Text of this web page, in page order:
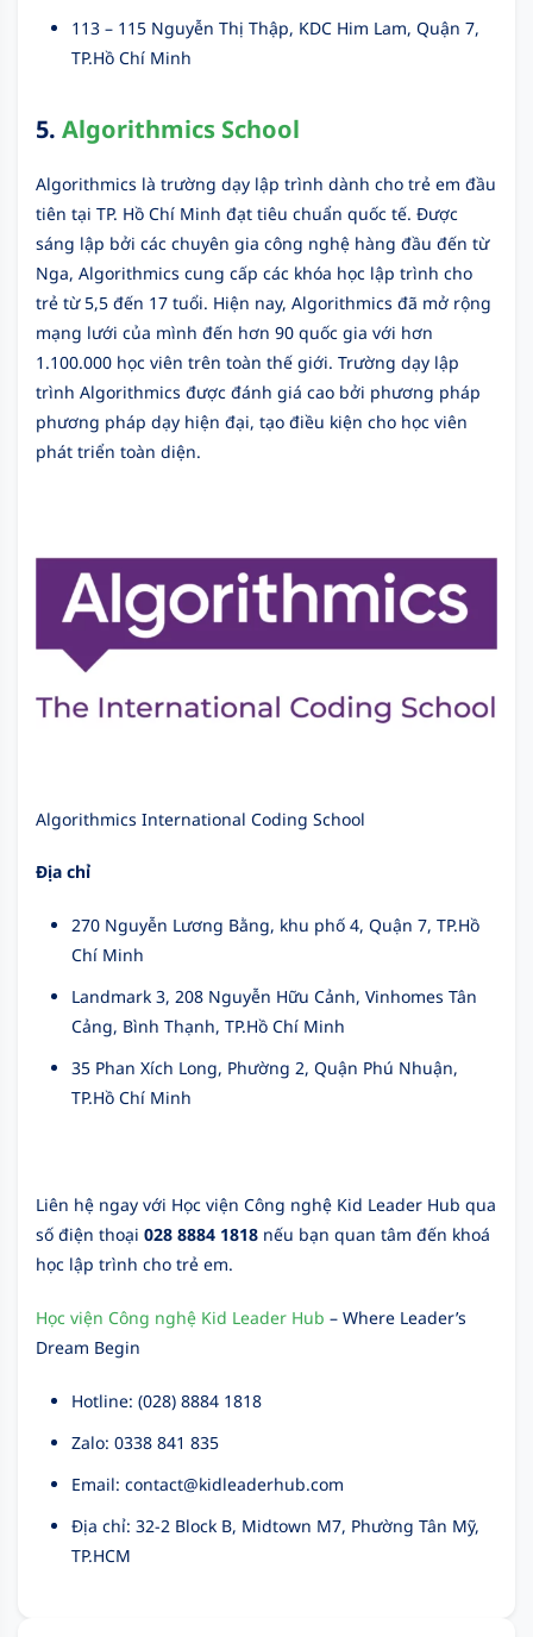
113 – 115 Nguyễn Thị Thập, KDC Him Lam, Quận 7,
TP.Hồ Chí Minh
5. Algorithmics School
Algorithmics là trường dạy lập trình dành cho trẻ em đầu
tiên tại TP. Hồ Chí Minh đạt tiêu chuẩn quốc tế. Được
sáng lập bởi các chuyên gia công nghệ hàng đầu đến từ
Nga, Algorithmics cung cấp các khóa học lập trình cho
trẻ từ 5,5 đến 17 tuổi. Hiện nay, Algorithmics đã mở rộng
mạng lưới của mình đến hơn 90 quốc gia với hơn
1.100.000 học viên trên toàn thế giới. Trường dạy lập
trình Algorithmics được đánh giá cao bởi phương pháp
phương pháp dạy hiện đại, tạo điều kiện cho học viên
phát triển toàn diện.
Algorithmics International Coding School
Địa chỉ
270 Nguyễn Lương Bằng, khu phố 4, Quận 7, TP.Hồ
Chí Minh
Landmark 3, 208 Nguyễn Hữu Cảnh, Vinhomes Tân
Cảng, Bình Thạnh, TP.Hồ Chí Minh
35 Phan Xích Long, Phường 2, Quận Phú Nhuận,
TP.Hồ Chí Minh
Liên hệ ngay với Học viện Công nghệ Kid Leader Hub qua
số điện thoại 028 8884 1818 nếu bạn quan tâm đến khoá
học lập trình cho trẻ em.
Học viện Công nghệ Kid Leader Hub – Where Leader’s
Dream Begin
Hotline: (028) 8884 1818
Zalo: 0338 841 835
Email: contact@kidleaderhub.com
Địa chỉ: 32-2 Block B, Midtown M7, Phường Tân Mỹ,
TP.HCM